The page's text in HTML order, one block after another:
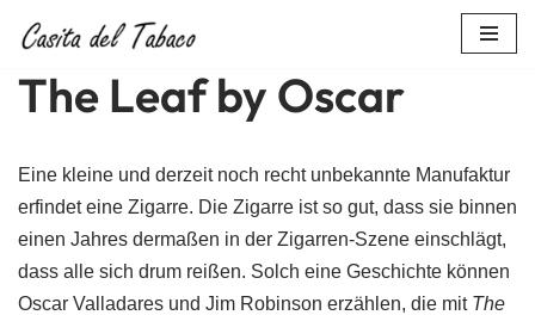
Inhalt
The Leaf by Oscar
Eine kleine und derzeit noch recht unbekannte Manufaktur
erfindet eine Zigarre. Die Zigarre ist so gut, dass sie binnen
einen Jahres dermaßen in der Zigarren-Szene einschlägt,
dass alle sich drum reißen. Solch eine Geschichte können
Oscar Valladares und Jim Robinson erzählen, die mit The